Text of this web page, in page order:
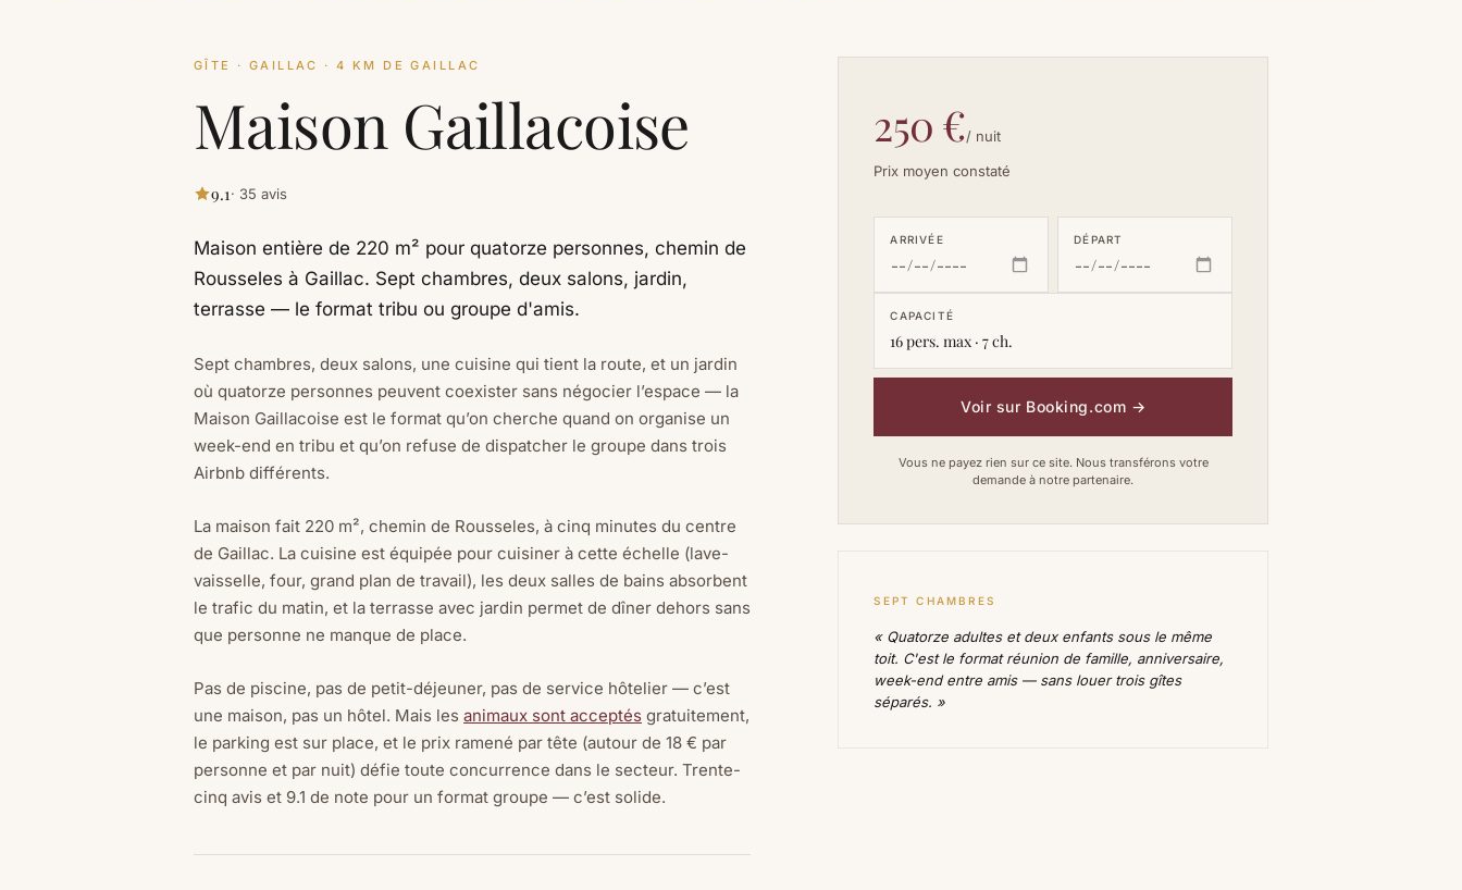
GÎTE · GAILLAC · 4 KM DE GAILLAC
Maison Gaillacoise
9.1· 35 avis
Maison entière de 220 m² pour quatorze personnes, chemin de
Rousseles à Gaillac. Sept chambres, deux salons, jardin,
terrasse — le format tribu ou groupe d'amis.
Sept chambres, deux salons, une cuisine qui tient la route, et un jardin
où quatorze personnes peuvent coexister sans négocier l’espace — la
Maison Gaillacoise est le format qu’on cherche quand on organise un
week-end en tribu et qu’on refuse de dispatcher le groupe dans trois
Airbnb différents.
La maison fait 220 m², chemin de Rousseles, à cinq minutes du centre
de Gaillac. La cuisine est équipée pour cuisiner à cette échelle (lave-
vaisselle, four, grand plan de travail), les deux salles de bains absorbent
le trafic du matin, et la terrasse avec jardin permet de dîner dehors sans
que personne ne manque de place.
Pas de piscine, pas de petit-déjeuner, pas de service hôtelier — c’est
une maison, pas un hôtel. Mais les animaux sont acceptés gratuitement,
le parking est sur place, et le prix ramené par tête (autour de 18 € par
personne et par nuit) défie toute concurrence dans le secteur. Trente-
cinq avis et 9.1 de note pour un format groupe — c’est solide.
250 €/ nuit
Prix moyen constaté
ARRIVÉE DÉPART
CAPACITÉ
16 pers. max · 7 ch.
Voir sur Booking.com →
Vous ne payez rien sur ce site. Nous transférons votre
demande à notre partenaire.
SEPT CHAMBRES
« Quatorze adultes et deux enfants sous le même
toit. C'est le format réunion de famille, anniversaire,
week-end entre amis — sans louer trois gîtes
séparés. »